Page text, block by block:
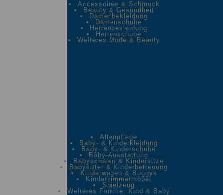
Accessoires & Schmuck
Beauty & Gesundheit
Damenbekleidung
Damenschuhe
Herrenbekleidung
Herrenschuhe
Weiteres Mode & Beauty
Altenpflege
Baby- & Kinderkleidung
Baby- & Kinderschuhe
Baby-Ausstattung
Babyschalen & Kindersitze
Babysitter & Kinderbetreuung
Kinderwagen & Buggys
Kinderzimmermöbel
Spielzeug
Weiteres Familie, Kind & Baby